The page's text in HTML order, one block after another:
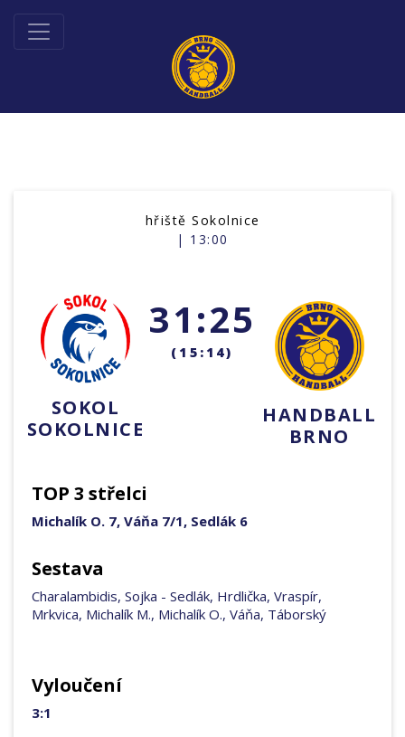
hřiště Sokolnice
| 13:00
SOKOL
SOKOLNICE
31:25
(15:14)
HANDBALL
BRNO
TOP 3 střelci
Michalík O. 7, Váňa 7/1, Sedlák 6
Sestava
Charalambidis, Sojka - Sedlák, Hrdlička, Vraspír,
Mrkvica, Michalík M., Michalík O., Váňa, Táborský
Vyloučení
3:1